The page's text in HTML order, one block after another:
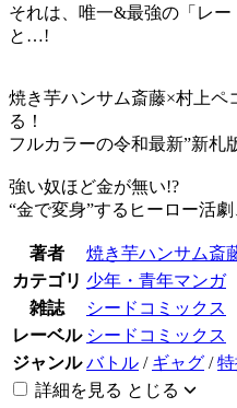
それは、唯一&最強の「レー
と…!
焼き芋ハンサム斎藤×村上ペ
る！
フルカラーの令和最新”新札
強い奴ほど金が無い!?
“金で変身”するヒーロー活
著者 焼き芋ハンサム斎
カテゴリ 少年・青年マンガ
雑誌
シードコミックス
レーベル シードコミックス
ジャンル バトル / ギャグ /
詳細を見る とじる